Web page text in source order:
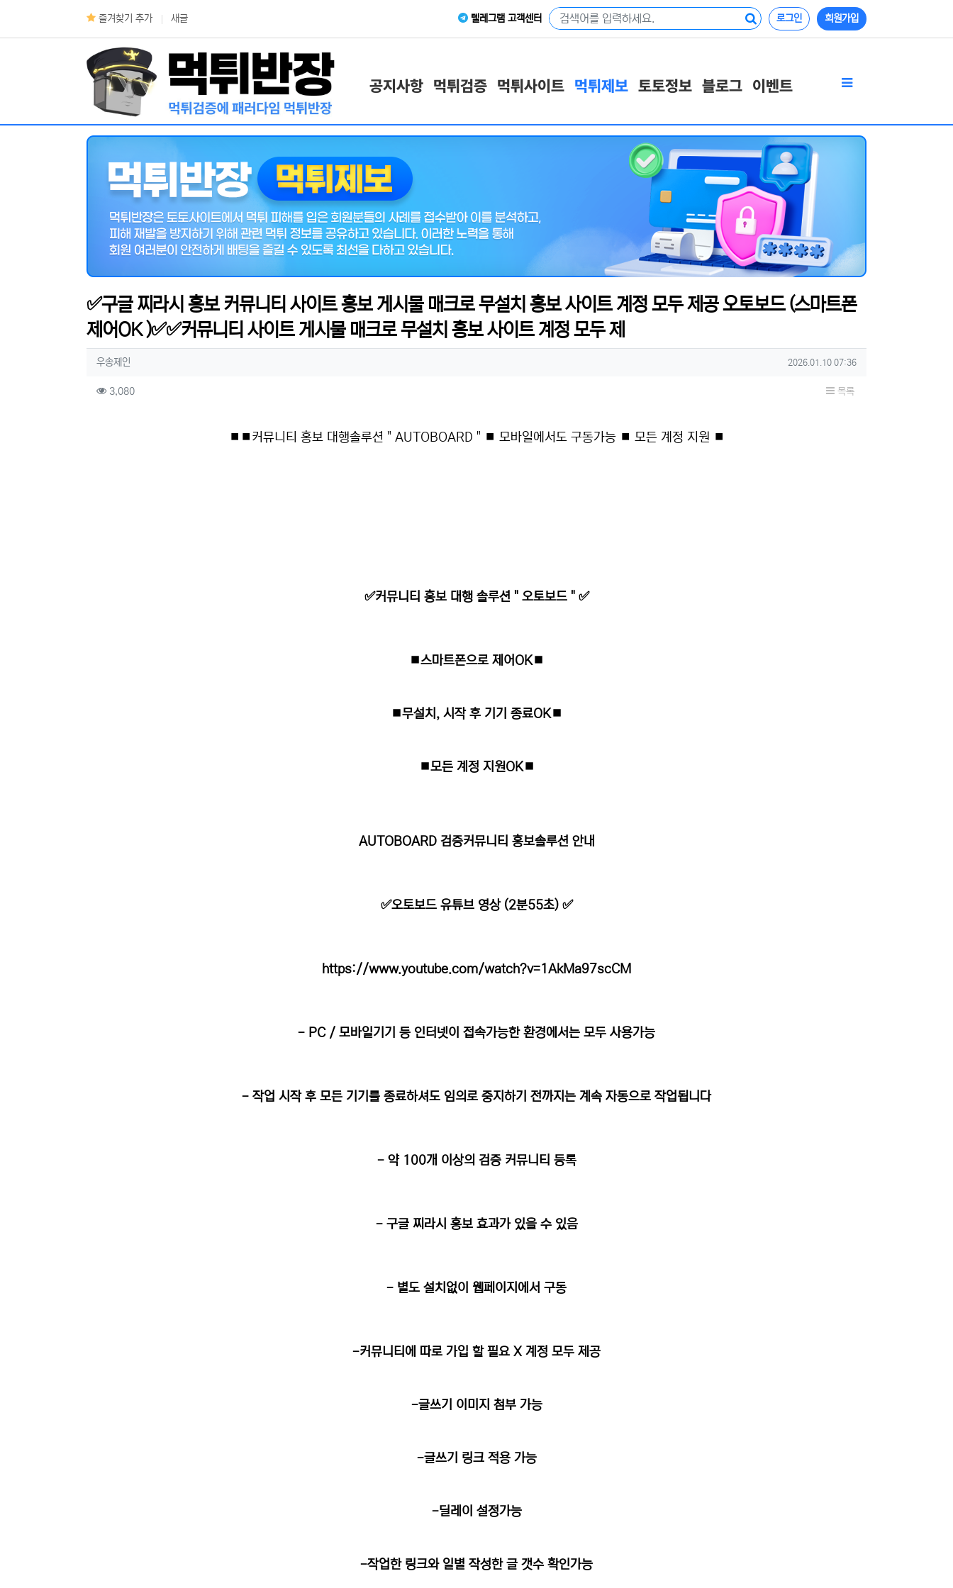
즐겨찾기 추가
새글 텔레그램 고객센터 로그인 회원가입
공지사항 먹튀검증 먹튀사이트 먹튀제보 토토정보 블로그 이벤트
✅구글 찌라시 홍보 커뮤니티 사이트 홍보 게시물 매크로 무설치 홍보 사이트 계정 모두 제공 오토보드 (스마트폰
제어OK )✅✅커뮤니티 사이트 게시물 매크로 무설치 홍보 사이트 계정 모두 제
작성자 정보
우송제인 작성일
2026.01.10 07:36
컨텐츠 정보
3,080조회 목록
⏹⏹커뮤니티 홍보 대행솔루션 " AUTOBOARD " ⏹ 모바일에서도 구동가능 ⏹ 모든 계정 지원 ⏹
✅커뮤니티 홍보 대행 솔루션 " 오토보드 " ✅
⏹스마트폰으로 제어OK⏹
⏹무설치, 시작 후 기기 종료OK⏹
⏹모든 계정 지원OK⏹
AUTOBOARD 검증커뮤니티 홍보솔루션 안내
✅오토보드 유튜브 영상 (2분55초) ✅
https://www.youtube.com/watch?v=1AkMa97scCM
- PC / 모바일기기 등 인터넷이 접속가능한 환경에서는 모두 사용가능
- 작업 시작 후 모든 기기를 종료하셔도 임의로 중지하기 전까지는 계속 자동으로 작업됩니다
- 약 100개 이상의 검증 커뮤니티 등록
- 구글 찌라시 홍보 효과가 있을 수 있음
- 별도 설치없이 웹페이지에서 구동
-커뮤니티에 따로 가입 할 필요 X 계정 모두 제공
-글쓰기 이미지 첨부 가능
-글쓰기 링크 적용 가능
-딜레이 설정가능
-작업한 링크와 일별 작성한 글 갯수 확인가능